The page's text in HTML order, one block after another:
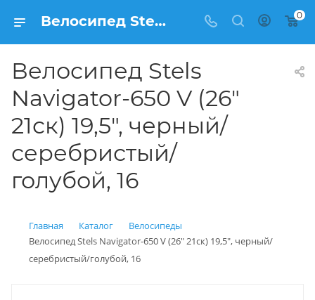
Велосипед Stels Navigator-650 V (26" 21ск) 19,5", черный/серебристый/голубой, 16 купить: цена 18 600 рублей в Балашихе | Интернет магазин Вело150 0
Велосипед Stels
Navigator-650 V (26"
21ск) 19,5", черный/
серебристый/
голубой, 16
Главная Каталог
Велосипеды
Велосипед Stels Navigator-650 V (26" 21ск) 19,5", черный/
серебристый/голубой, 16